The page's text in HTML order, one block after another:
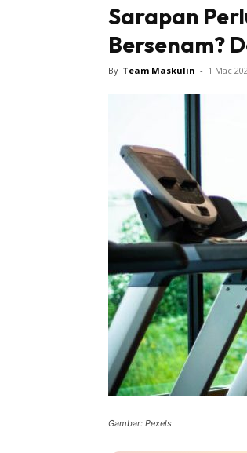
Sarapan
Bersenam?
By Team Maskulin - 1 Mac
Gambar: Pexels